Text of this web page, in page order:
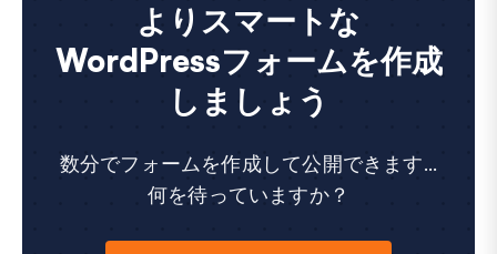
よりスマートな
WordPressフォームを作成
しましょう
数分でフォームを作成して公開できます...
何を待っていますか？